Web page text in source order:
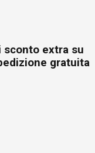
sconto extra su
gratuita